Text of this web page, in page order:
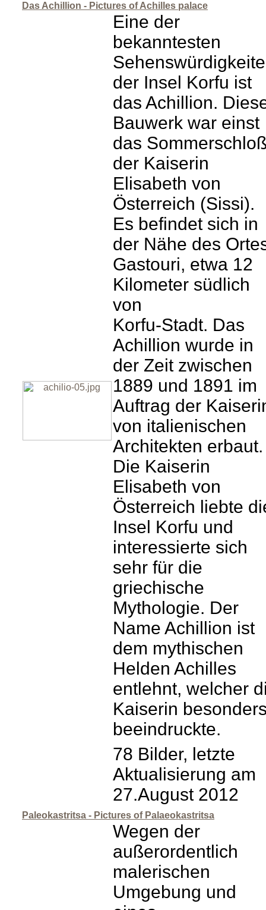
Das Achillion - Pictures of Achilles palace
Eine der
bekanntesten
der Insel Korfu ist
das Achillion.
Bauwerk war einst
das
der Kaiserin
Elisabeth von
Österreich (Sissi).
Es befindet sich in
der Nähe des
Gastouri, etwa 12
Kilometer südlich
von
Korfu-Stadt. Das
Achillion wurde in
der Zeit zwischen
1889 und 1891 im
Auftrag der
von italienischen
Architekten erbaut.
Die Kaiserin
Elisabeth von
Österreich liebte
Insel Korfu und
interessierte sich
sehr für die
griechische
Mythologie. Der
Name Achillion ist
dem mythischen
Helden Achilles
entlehnt, welcher
Kaiserin
beeindruckte.
78 Bilder, letzte
Aktualisierung am
27.August 2012
Paleokastritsa - Pictures of Palaeokastritsa
Wegen der
außerordentlich
malerischen
Umgebung und